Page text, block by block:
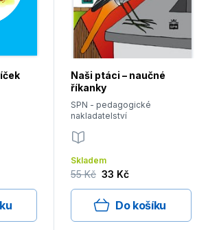
Naši ptáci – naučné
říkanky
SPN - pedagogické
nakladatelství
Skladem
55 Kč 33 Kč
Do košíku